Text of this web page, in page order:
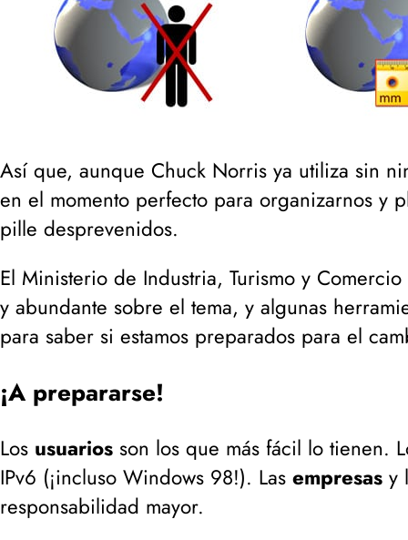
Así que, aunque Chuck Norris ya utiliza sin
en el momento perfecto para organizarnos y
pille desprevenidos.
El Ministerio de Industria, Turismo y
y abundante sobre el tema, y algunas
para saber si estamos preparados para el
¡A prepararse!
Los usuarios son los que más fácil lo tienen.
IPv6 (¡incluso Windows 98!). Las empresas y
responsabilidad mayor.